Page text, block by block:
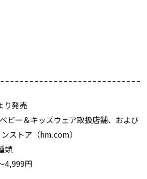
り発売
ビー＆キッズウェア取扱店舗、および
ストア（hm.com）
類
4,999円